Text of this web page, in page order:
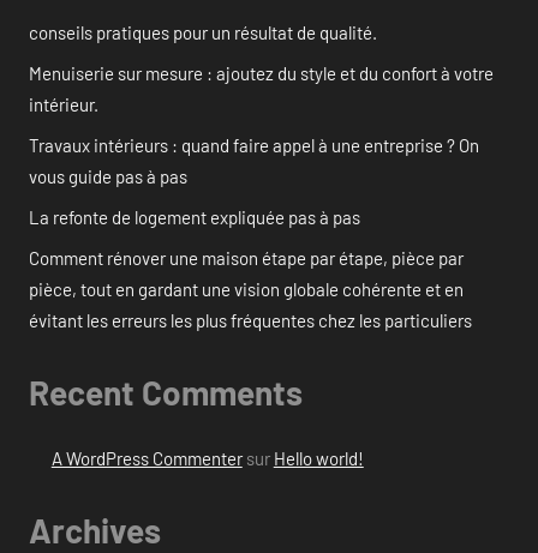
conseils pratiques pour un résultat de qualité.
Menuiserie sur mesure : ajoutez du style et du confort à votre
intérieur.
Travaux intérieurs : quand faire appel à une entreprise ? On
vous guide pas à pas
La refonte de logement expliquée pas à pas
Comment rénover une maison étape par étape, pièce par
pièce, tout en gardant une vision globale cohérente et en
évitant les erreurs les plus fréquentes chez les particuliers
Recent Comments
A WordPress Commentersur Hello world!
Archives